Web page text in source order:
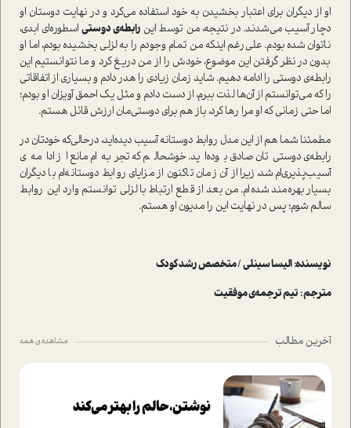
او از دیگران برای اعتبار بخشیدن به خود استفاده می‌کرد و در نهایت دوستان او
دچار آسیب می‌شدند. در نتیجه، من توسط این رابطه‌ی دوستیاسطوره‌ای ابدی،
ناتوان شده بودم. علی‌رغم اینکه من تمام وجودم را به لزلی بخشیده بودم، اما او
بدون در نظر گرفتن این موضوع، خودش را از من دریغ کرد و ما نتوانستیم این
رابطه‌ی دوستی را ادامه دهیم. شاید زمان زیادی را هدر دادم و بسیاری از اتفاقاتی
را که می‌توانستم از آن‌ها لذت ببرم، از دست دادم و مثل یک احمق آویزان او بودم؛
اما حتی زمانی که او مرا رها کرد، باز هم برای دوستی‌مان ارزش قائل هستم.
مطمئنا شما هم از این مدل روابط دوستانه آسیب دیده‌اید، در‌حالی‌که خودتان در
رابطه‌ی دوستی‌تان صادق بوده‌اید. خوشحالم که تجربه‌ام مانع از ادامه‌ی
آسیب‌پذیری‌ام شد، زیرا از آن زمان تا‌کنون از مزایای روابط دوستانه‌ام با دیگران
بسیار بهره‌مند شده‌ام. من بعد از قطع ارتباط با لزلی توانستم وارد این روابط
سالم شوم؛ پس در نهایت این را مدیون او هستم.
نویسنده:الیسا سینلی / متخصص رشد کودک
مترجم : تیم ترجمه‌ی موفقیت
آخرین مطالب مشاهده ی همه
نوشتن، حالم را بهتر می‌کند